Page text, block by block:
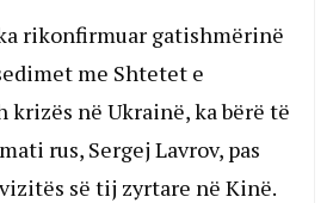
rikonfirmuar gatishmërinë
me Shtetet e
krizës në Ukrainë, ka bërë të
rus, Sergej Lavrov, pas
së tij zyrtare në Kinë.